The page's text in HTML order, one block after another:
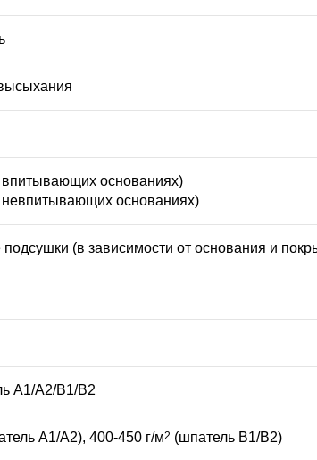
впитывающих основаниях)
невпитывающих основаниях)
(в зависимости от основания и
A1/A2/B1/B2
A1/A2), 400-450 г/м2 (шпатель B1/B2)